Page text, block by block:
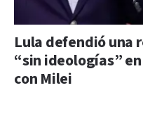
Lula defendió una
“sin ideologías”
con Milei